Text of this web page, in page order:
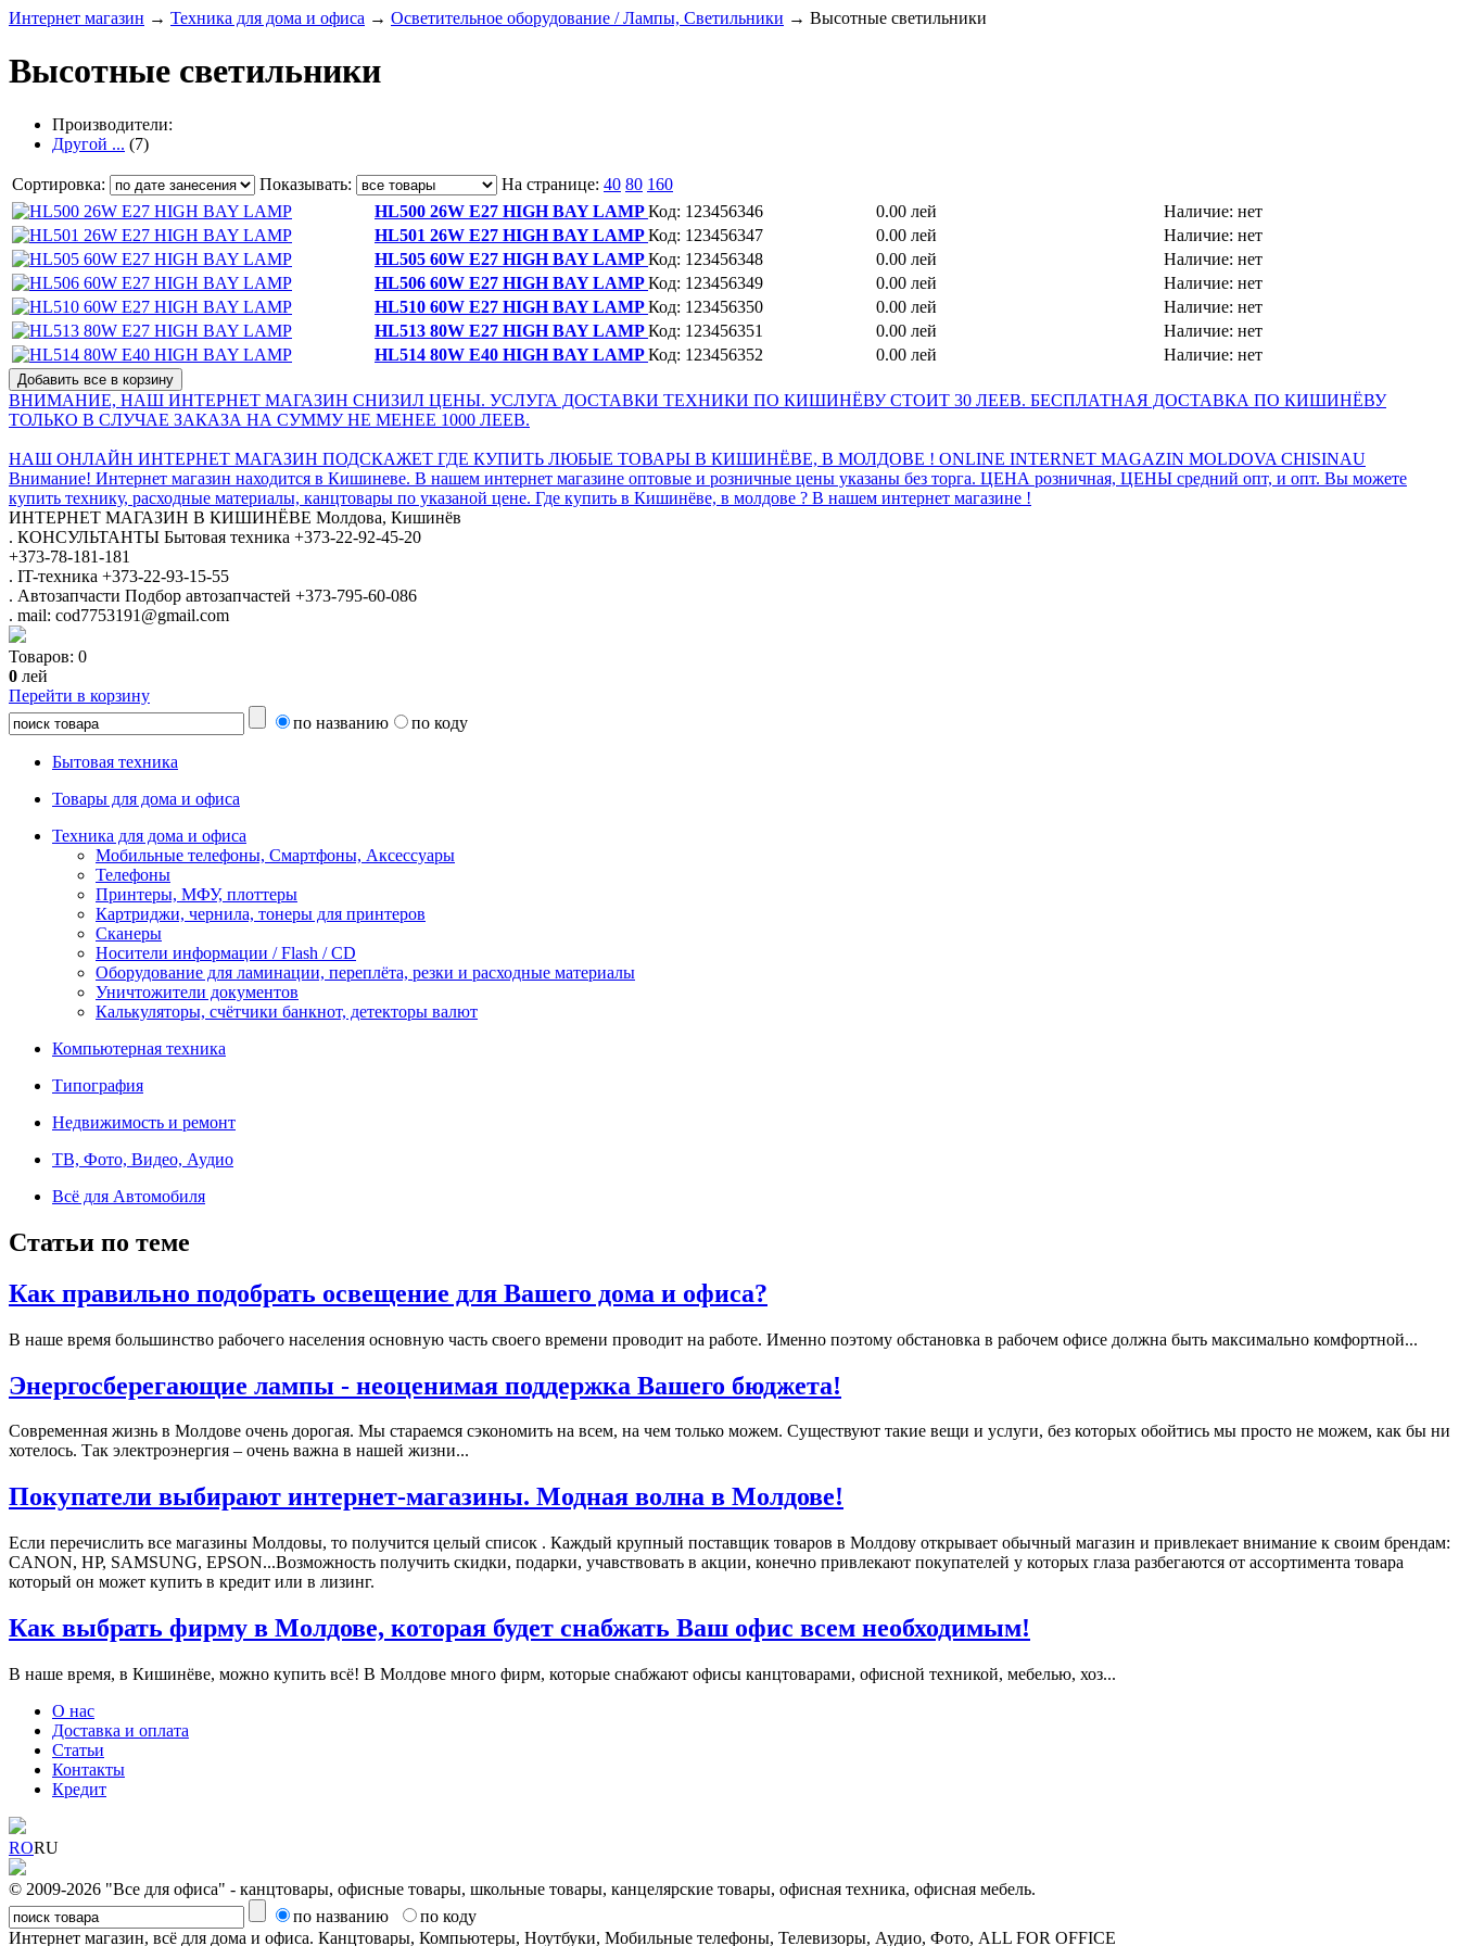
Интернет магазин → Техника для дома и офиса → Осветительное оборудование / Лампы, Светильники → Высотные светильники
Высотные светильники
Производители:
Другой ... (7)
Сортировка: Показывать: На странице: 40 80 160
HL500 26W E27 HIGH BAY LAMPКод: 123456346 0.00 лей Наличие: нет
HL501 26W E27 HIGH BAY LAMPКод: 123456347 0.00 лей Наличие: нет
HL505 60W E27 HIGH BAY LAMPКод: 123456348 0.00 лей Наличие: нет
HL506 60W E27 HIGH BAY LAMPКод: 123456349 0.00 лей Наличие: нет
HL510 60W E27 HIGH BAY LAMPКод: 123456350 0.00 лей Наличие: нет
HL513 80W E27 HIGH BAY LAMPКод: 123456351 0.00 лей Наличие: нет
HL514 80W E40 HIGH BAY LAMPКод: 123456352 0.00 лей Наличие: нет
ВНИМАНИЕ, НАШ ИНТЕРНЕТ МАГАЗИН СНИЗИЛ ЦЕНЫ. УСЛУГА ДОСТАВКИ ТЕХНИКИ ПО КИШИНЁВУ СТОИТ 30 ЛЕЕВ. БЕСПЛАТНАЯ ДОСТАВКА ПО КИШИНЁВУ
ТОЛЬКО В СЛУЧАЕ ЗАКАЗА НА СУММУ НЕ МЕНЕЕ 1000 ЛЕЕВ.
НАШ ОНЛАЙН ИНТЕРНЕТ МАГАЗИН ПОДСКАЖЕТ ГДЕ КУПИТЬ ЛЮБЫЕ ТОВАРЫ В КИШИНЁВЕ, В МОЛДОВЕ ! ONLINE INTERNET MAGAZIN MOLDOVA CHISINAU
Внимание! Интернет магазин находится в Кишиневе. В нашем интернет магазине оптовые и розничные цены указаны без торга. ЦЕНА розничная, ЦЕНЫ средний опт, и опт. Вы можете
купить технику, расходные материалы, канцтовары по указаной цене. Где купить в Кишинёве, в молдове ? В нашем интернет магазине !
ИНТЕРНЕТ МАГАЗИН В КИШИНЁВЕ Молдова, Кишинёв
. КОНСУЛЬТАНТЫ Бытовая техника +373-22-92-45-20
+373-78-181-181
. IT-техника +373-22-93-15-55
. Автозапчасти Подбор автозапчастей +373-795-60-086
. mail: cod7753191@gmail.com
Товаров: 0
0 лей
Перейти в корзину
по названию
по коду
Бытовая техника
Товары для дома и офиса
Техника для дома и офиса
Мобильные телефоны, Смартфоны, Аксессуары
Телефоны
Принтеры, МФУ, плоттеры
Картриджи, чернила, тонеры для принтеров
Сканеры
Носители информации / Flash / CD
Оборудование для ламинации, переплёта, резки и расходные материалы
Уничтожители документов
Калькуляторы, счётчики банкнот, детекторы валют
Компьютерная техника
Типография
Недвижимость и ремонт
ТВ, Фото, Видео, Аудио
Всё для Автомобиля
Статьи по теме
Как правильно подобрать освещение для Вашего дома и офиса?
В наше время большинство рабочего населения основную часть своего времени проводит на работе. Именно поэтому обстановка в рабочем офисе должна быть максимально комфортной...
Энергосберегающие лампы - неоценимая поддержка Вашего бюджета!
Современная жизнь в Молдове очень дорогая. Мы стараемся сэкономить на всем, на чем только можем. Существуют такие вещи и услуги, без которых обойтись мы просто не можем, как бы ни
хотелось. Так электроэнергия – очень важна в нашей жизни...
Покупатели выбирают интернет-магазины. Модная волна в Молдове!
Если перечислить все магазины Молдовы, то получится целый список . Каждый крупный поставщик товаров в Молдову открывает обычный магазин и привлекает внимание к своим брендам:
СANON, HP, SAMSUNG, EPSON...Возможность получить скидки, подарки, учавствовать в акции, конечно привлекают покупателей у которых глаза разбегаются от ассортимента товара
который он может купить в кредит или в лизинг.
Как выбрать фирму в Молдове, которая будет снабжать Ваш офис всем необходимым!
В наше время, в Кишинёве, можно купить всё! В Молдове много фирм, которые снабжают офисы канцтоварами, офисной техникой, мебелью, хоз...
О нас
Доставка и оплата
Статьи
Контакты
Кредит
RORU
© 2009-2026 "Все для офиса" - канцтовары, офисные товары, школьные товары, канцелярские товары, офисная техника, офисная мебель.
по названию
по коду
Интернет магазин, всё для дома и офиса. Канцтовары, Компьютеры, Ноутбуки, Мобильные телефоны, Телевизоры, Аудио, Фото, ALL FOR OFFICE